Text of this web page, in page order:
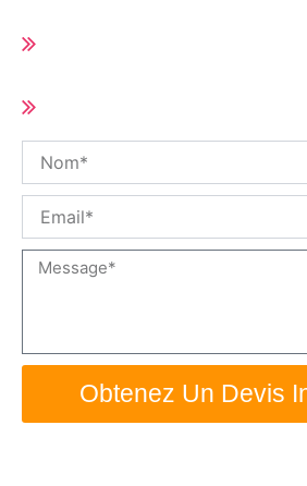
Message
Obtenez Un Devis